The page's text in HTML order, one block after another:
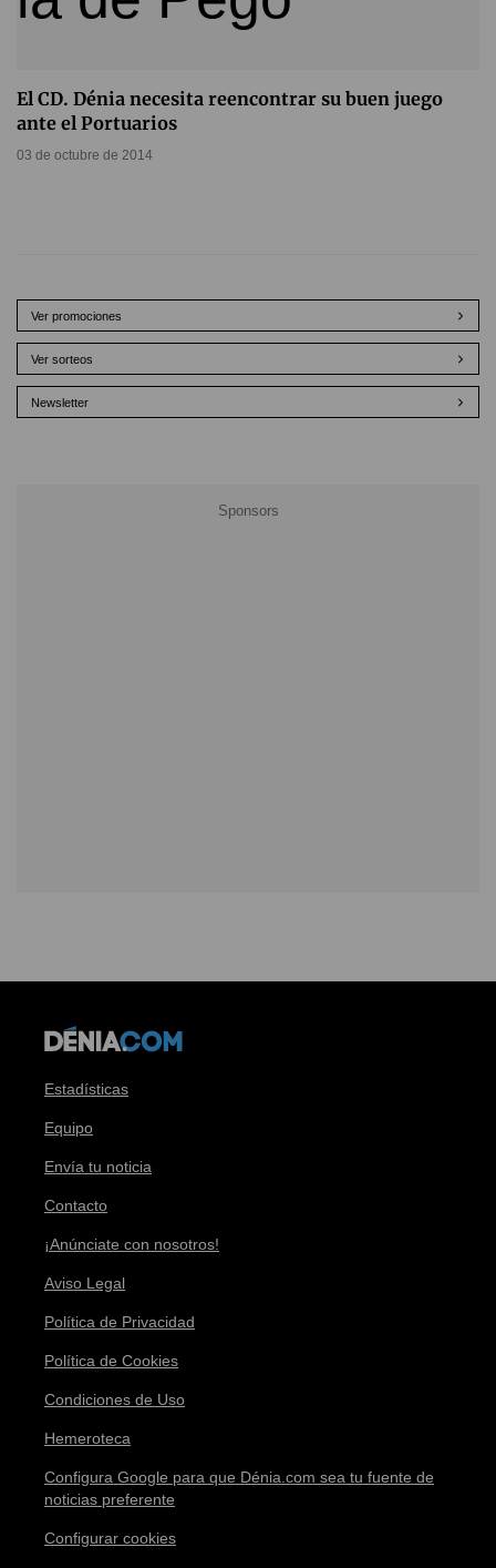
El CD. Dénia necesita reencontrar su buen juego
ante el Portuarios
03 de octubre de 2014
Ver promociones
Ver sorteos
Newsletter
Estadísticas
Equipo
Envía tu noticia
Contacto
¡Anúnciate con nosotros!
Aviso Legal
Política de Privacidad
Política de Cookies
Condiciones de Uso
Hemeroteca
Configura Google para que Dénia.com sea tu fuente de
noticias preferente
Configurar cookies